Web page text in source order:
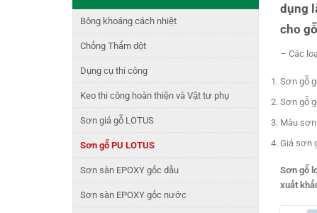
Bông khoáng cách nhiệt
Chống Thấm dột
Dụng cụ thi công
Keo thi công hoàn thiện và Vật tư phụ
Sơn giả gỗ LOTUS
Sơn gỗ PU LOTUS
Sơn sàn EPOXY gốc dầu
Sơn sàn EPOXY gốc nước
dụng
cho
– Các
Sơn gỗ
Sơn gỗ
Màu
Giá sơn
Sơn gỗ
xuất